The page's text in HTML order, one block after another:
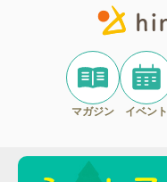
マガジン イベント